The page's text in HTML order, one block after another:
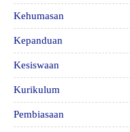
Kehumasan
Kepanduan
Kesiswaan
Kurikulum
Pembiasaan